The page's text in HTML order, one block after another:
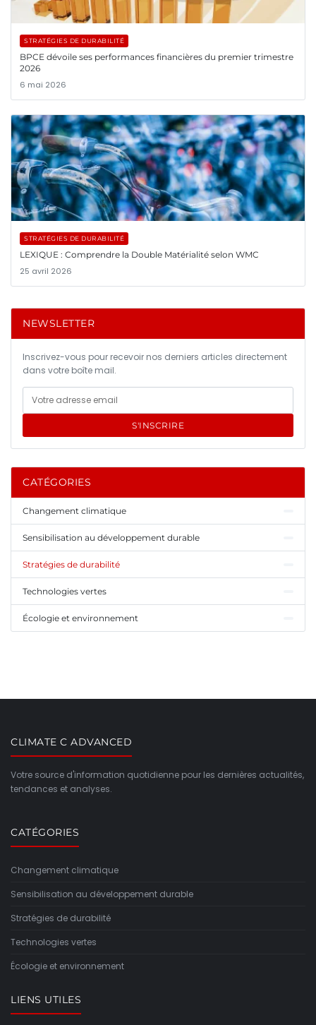
STRATÉGIES DE DURABILITÉ
BPCE dévoile ses performances financières du premier trimestre
2026
6 mai 2026
STRATÉGIES DE DURABILITÉ
LEXIQUE : Comprendre la Double Matérialité selon WMC
25 avril 2026
NEWSLETTER
Inscrivez-vous pour recevoir nos derniers articles directement
dans votre boîte mail.
S'INSCRIRE
CATÉGORIES
Changement climatique
Sensibilisation au développement durable
Stratégies de durabilité
Technologies vertes
Écologie et environnement
CLIMATE C ADVANCED
Votre source d'information quotidienne pour les dernières actualités,
tendances et analyses.
CATÉGORIES
Changement climatique
Sensibilisation au développement durable
Stratégies de durabilité
Technologies vertes
Écologie et environnement
LIENS UTILES